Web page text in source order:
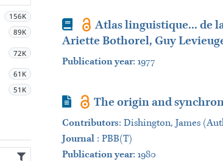
156K
89K
72K
61K
51K
Book Atlas linguistique... de
Ariette Bothorel, Guy
Publication year: 1977
Journal Article
The origin and
Contributors: Dishington, James
Journal: PBB(T)
Publication year: 1980